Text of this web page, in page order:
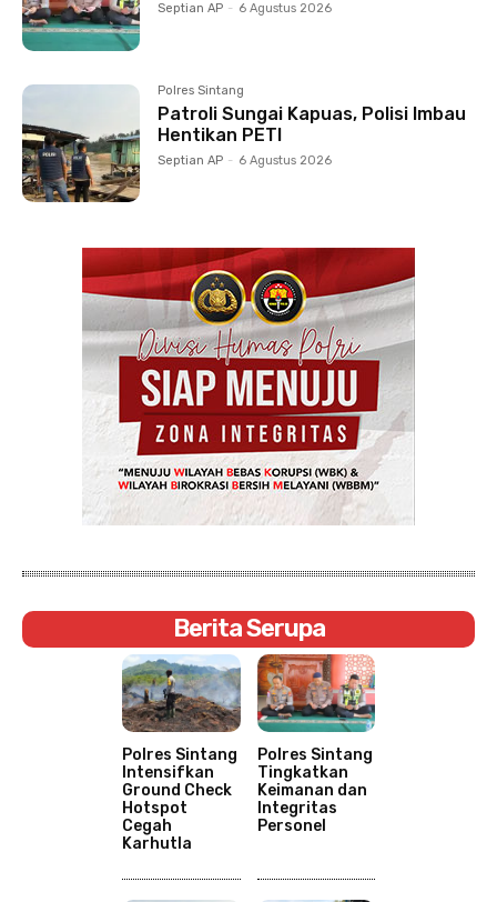
Septian AP - 6 Agustus 2026
Polres Sintang
Patroli Sungai Kapuas, Polisi Imbau
Hentikan PETI
Septian AP - 6 Agustus 2026
Berita Serupa
Polres Sintang
Intensifkan
Ground Check
Hotspot
Cegah
Karhutla
Polres Sintang
Tingkatkan
Keimanan dan
Integritas
Personel